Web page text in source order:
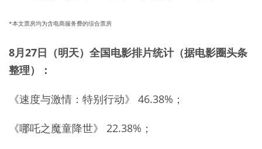
*本文票房均为含电商服务费的综合票房
8月27日（明天）全国电影排片统计（据电影圈头条
整理）：
《速度与激情：特别行动》 46.38%；
《哪吒之魔童降世》 22.38%；